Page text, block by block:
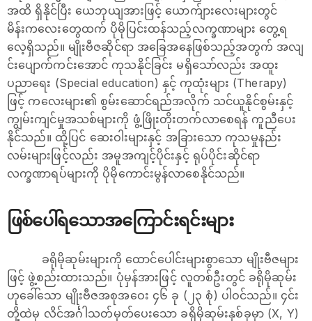
အထိ ရှိနိုင်ပြီး ယေဘုယျအားဖြင့် ယောက်ျားလေးများတွင်
မိန်းကလေးတွေထက် ပိုမိုပြင်းထန်သည့်လက္ခဏာများ တွေ့ရ
လေ့ရှိသည်။ မျိုးဗီဇဆိုင်ရာ အခြေအနေဖြစ်သည့်အတွက် အလျ
င်းပျောက်ကင်းအောင် ကုသနိုင်ခြင်း မရှိသော်လည်း အထူး
ပညာရေး (Special education) နှင့် ကုထုံးများ (Therapy)
ဖြင့် ကလေးများ၏ စွမ်းဆောင်ရည်အလိုက် သင်ယူနိုင်စွမ်းနှင့်
ကျွမ်းကျင်မှုအသစ်များကို ဖွံ့ဖြိုးတိုးတက်လာစေရန် ကူညီပေး
နိုင်သည်။ ထို့ပြင် ဆေးဝါးများနှင့် အခြားသော ကုသမှုနည်း
လမ်းများဖြင့်လည်း အမူအကျင့်ပိုင်းနှင့် ရုပ်ပိုင်းဆိုင်ရာ
လက္ခဏာရပ်များကို ပိုမိုကောင်းမွန်လာစေနိုင်သည်။
ဖြစ်ပေါ်ရသောအကြောင်းရင်းများ
ခရိုမိုဆုမ်းများကို ထောင်ပေါင်းများစွာသော မျိုးဗီဇများ
ဖြင့် ဖွဲ့စည်းထားသည်။ ပုံမှန်အားဖြင့် လူတစ်ဦးတွင် ခရိုမိုဆုမ်း
ဟုခေါ်သော မျိုးဗီဇအစုအဝေး ၄၆ ခု (၂၃ စုံ) ပါဝင်သည်။ ၄င်း
တို့ထဲမှ လိင်အင်္ဂါသတ်မှတ်ပေးသော ခရိုမိုဆုမ်းနှစ်ခုမှာ (X, Y)